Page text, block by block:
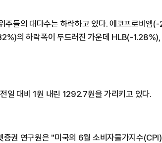
주들의 대다수는 하락하고 있다. 에코프로비
의 하락폭이 두드러진 가운데 HLB(-
일 대비 1원 내린 1292.7원을 가리키고 있다.
증권 연구원은 "미국의 6월 소비자물가지수